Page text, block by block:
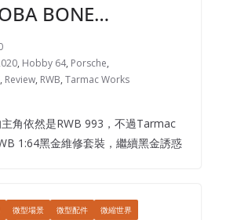
BONE…
, Hobby 64, Porsche,
, Review, RWB, Tarmac Works
角依然是RWB 993，不過Tarmac
1:64黑金維修套裝，繼續黑金誘惑
微型場景 微型配件
微縮世界